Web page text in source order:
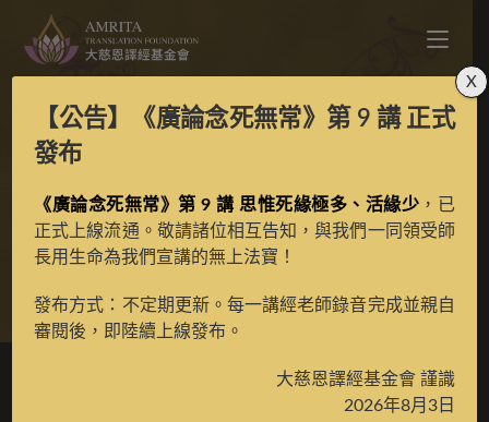
寶生百法之役魔黑色閻
摩彩唐
寶生百法之役魔黑色閻摩彩
【公告】 《廣論念死無常》第 9 講正式
發布
《廣論念死無常》第 9 講 思惟死緣極多、活緣少 ，已
正式上線流通。敬請諸位相互告知，與我們一同領受師
長用生命為我們宣講的無上法寶！
發布方式：不定期更新。每一講經老師錄音完成並親自
審閱後，即陸續上線發布。
大慈恩譯經基金會 謹識
2026年8月3日
X